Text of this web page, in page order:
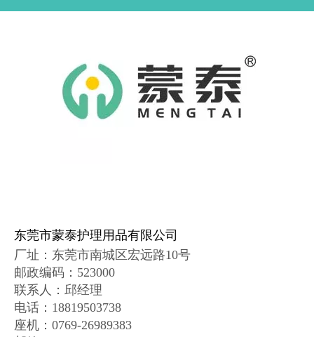
东莞市蒙泰护理用品有限公司
厂址： 东莞市南城区宏远路10号
邮政编码 ： 523000
联系人：邱经理
电话：18819503738
座机：0769-26989383